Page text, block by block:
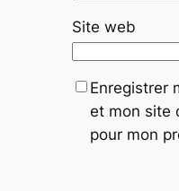
Site web
Enregistrer
et mon site
pour mon